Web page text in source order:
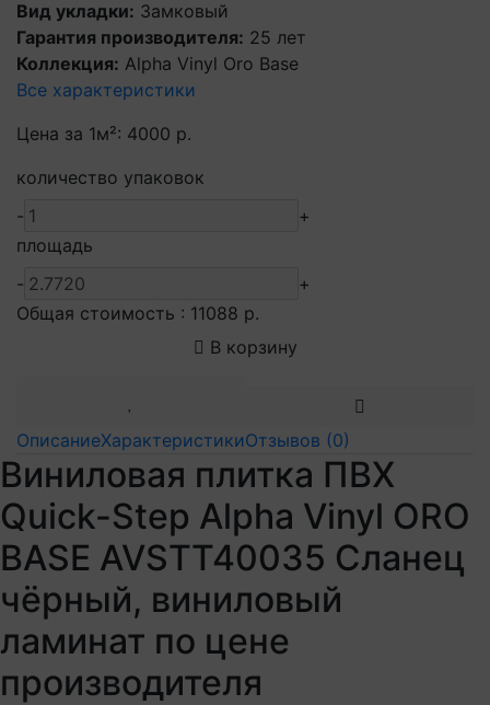
Вид укладки: Замковый
Гарантия производителя: 25 лет
Коллекция: Alpha Vinyl Oro Base
Все характеристики
Цена за 1м²: 4000 р.
количество упаковок
-
+
площадь
-
+
Общая стоимость : 11088 р.
В корзину
ОписаниеХарактеристикиОтзывов (0)
Виниловая плитка ПВХ
Quick-Step Alpha Vinyl ORO
BASE AVSTT40035 Сланец
чёрный, виниловый
ламинат по цене
производителя